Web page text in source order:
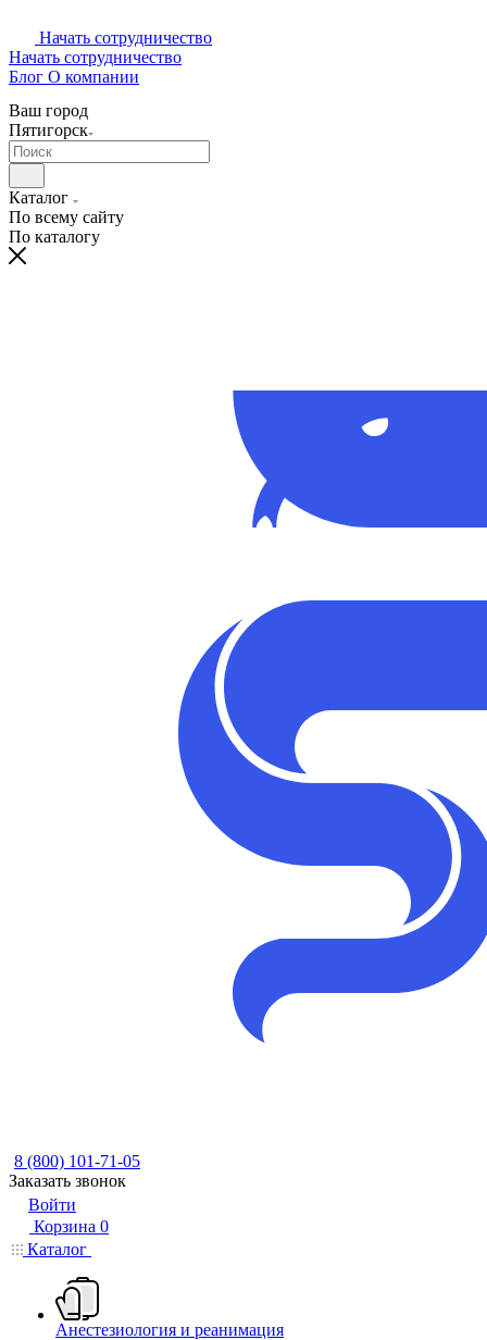
Начать сотрудничество
Начать сотрудничество
Блог О компании
Ваш город
Пятигорск
Каталог
По всему сайту
По каталогу
8 (800) 101-71-05
Заказать звонок
Войти
Корзина 0
Каталог
Анестезиология и реанимация